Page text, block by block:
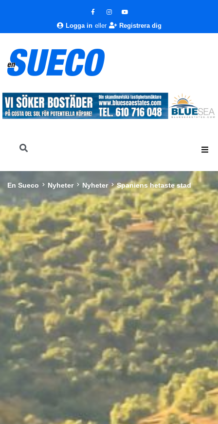
Logga in eller Registrera dig
En Sueco Nyheter Nyheter Spaniens hetaste stad